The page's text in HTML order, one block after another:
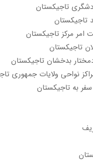
تاجیکستان
تاجیکستان
امر مرکز تاجیکستان
تاجیکستان
بدخشان تاجیکستان
نواحی ولایات جمهوری
به تاجیکستان